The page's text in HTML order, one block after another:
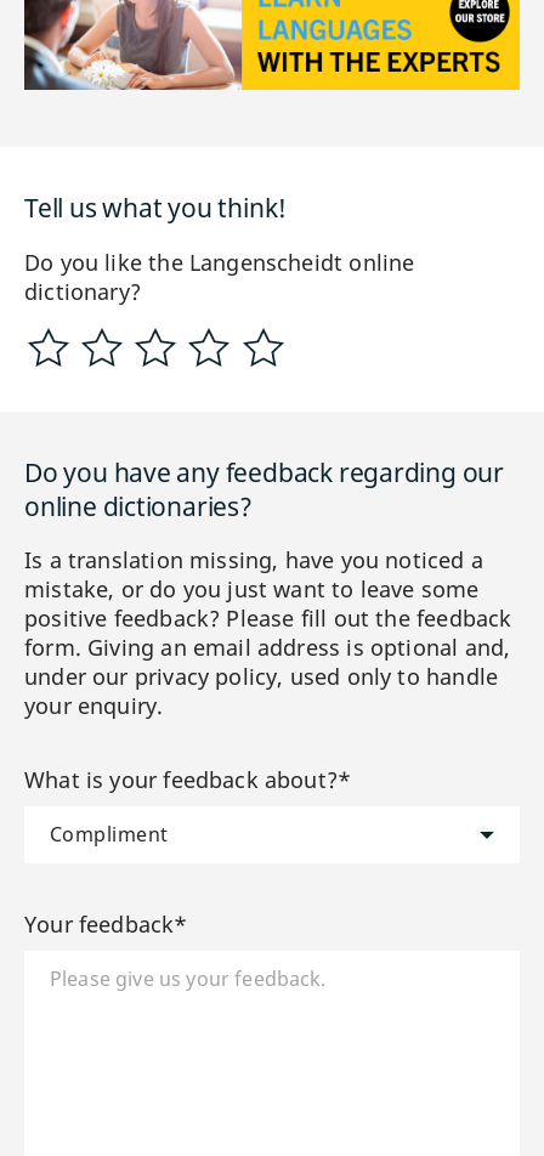
Tell us what you think!
Do you like the Langenscheidt online
dictionary?
Do you have any feedback regarding our
online dictionaries?
Is a translation missing, have you noticed a
mistake, or do you just want to leave some
positive feedback? Please fill out the feedback
form. Giving an email address is optional and,
under our privacy policy, used only to handle
your enquiry.
What is your feedback about?*
Your feedback*